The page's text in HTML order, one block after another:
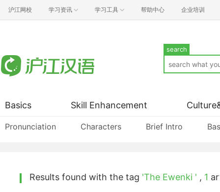
沪江网校 学习资讯 学习工具 帮助中心 企业培训
search
Basics
Pronunciation Characters Brief Intro
Skill Enhancement
Results found with the tag 'The Ewenki ' , 1